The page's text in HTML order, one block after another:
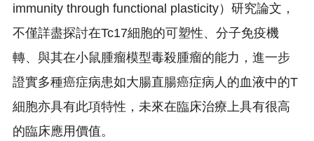
immunity through functional plasticity）研究論文，
不僅詳盡探討在Tc17細胞的可塑性、分子免疫機
轉、 與其在小鼠腫瘤模型毒殺腫瘤的能力， 進一步
證實多種癌症病患如大腸直腸癌症病人的血液中的T
細胞亦具有此項特性，未來在臨床治療上具有很高
的臨床應用價值。